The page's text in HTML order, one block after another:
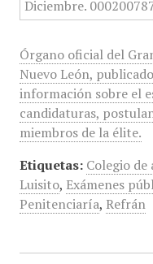
Órgano oficial del
Nuevo León,
información sobre el
candidaturas,
miembros de la élite.
Etiquetas: Colegio de
Luisito, Exámenes
Penitenciaría, Refrán